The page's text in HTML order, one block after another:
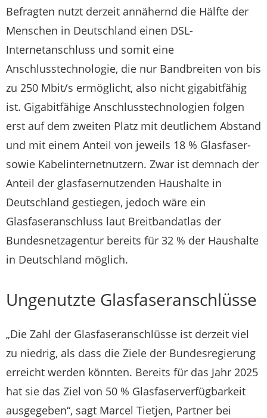
Befragten nutzt derzeit annähernd die Hälfte der
Menschen in Deutschland einen DSL-
Internetanschluss und somit eine
Anschlusstechnologie, die nur Bandbreiten von bis
zu 250 Mbit/s ermöglicht, also nicht gigabitfähig
ist. Gigabitfähige Anschlusstechnologien folgen
erst auf dem zweiten Platz mit deutlichem Abstand
und mit einem Anteil von jeweils 18 % Glasfaser-
sowie Kabelinternetnutzern. Zwar ist demnach der
Anteil der glasfasernutzenden Haushalte in
Deutschland gestiegen, jedoch wäre ein
Glasfaseranschluss laut Breitbandatlas der
Bundesnetzagentur bereits für 32 % der Haushalte
in Deutschland möglich.
Ungenutzte Glasfaseranschlüsse
„Die Zahl der Glasfaseranschlüsse ist derzeit viel
zu niedrig, als dass die Ziele der Bundesregierung
erreicht werden könnten. Bereits für das Jahr 2025
hat sie das Ziel von 50 % Glasfaserverfügbarkeit
ausgegeben“, sagt Marcel Tietjen, Partner bei